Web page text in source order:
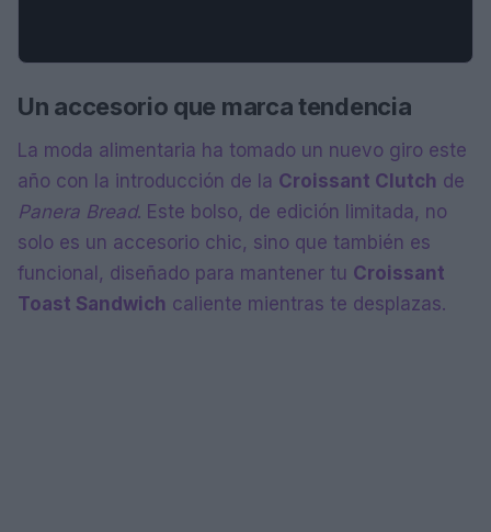
Un accesorio que marca tendencia
La moda alimentaria ha tomado un nuevo giro este
año con la introducción de la Croissant Clutch de
Panera Bread. Este bolso, de edición limitada, no
solo es un accesorio chic, sino que también es
funcional, diseñado para mantener tu Croissant
Toast Sandwich caliente mientras te desplazas.